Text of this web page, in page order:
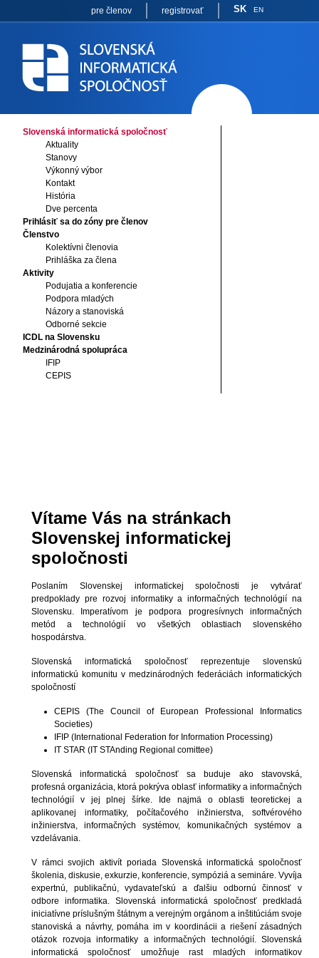
pre členov registrovať SK EN
Slovenská informatická spoločnosť
Aktuality
Stanovy
Výkonný výbor
Kontakt
História
Dve percenta
Prihlásiť sa do zóny pre členov
Členstvo
Kolektívni členovia
Prihláška za člena
Aktivity
Podujatia a konferencie
Podpora mladých
Názory a stanoviská
Odborné sekcie
ICDL na Slovensku
Medzinárodná spolupráca
IFIP
CEPIS
Vítame Vás na stránkach
Slovenskej informatickej
spoločnosti
Poslaním Slovenskej informatickej spoločnosti je vytvárať
predpoklady pre rozvoj informatiky a informačných technológií na
Slovensku. Imperatívom je podpora progresívnych informačných
metód a technológií vo všetkých oblastiach slovenského
hospodárstva.
Slovenská informatická spoločnosť reprezentuje slovenskú
informatickú komunitu v medzinárodných federáciách informatických
spoločností
CEPIS (The Council of European Professional Informatics
Societies)
IFIP (International Federation for Information Processing)
IT STAR (IT STAnding Regional comittee)
Slovenská informatická spoločnosť sa buduje ako stavovská,
profesná organizácia, ktorá pokrýva oblasť informatiky a informačných
technológií v jej plnej šírke. Ide najmä o oblasti teoretickej a
aplikovanej informatiky, počítačového inžinierstva, softvérového
inžinierstva, informačných systémov, komunikačných systémov a
vzdelávania.
V rámci svojich aktivít poriada Slovenská informatická spoločnosť
školenia, diskusie, exkurzie, konferencie, sympóziá a semináre. Vyvíja
expertnú, publikačnú, vydavateľskú a ďalšiu odbornú činnosť v
odbore informatika. Slovenská informatická spoločnosť predkladá
iniciatívne príslušným štátnym a verejným orgánom a inštitúciám svoje
stanoviská a návrhy, pomáha im v koordinácii a riešení zásadných
otázok rozvoja informatiky a informačných technológií. Slovenská
informatická spoločnosť umožňuje rast mladých informatikov